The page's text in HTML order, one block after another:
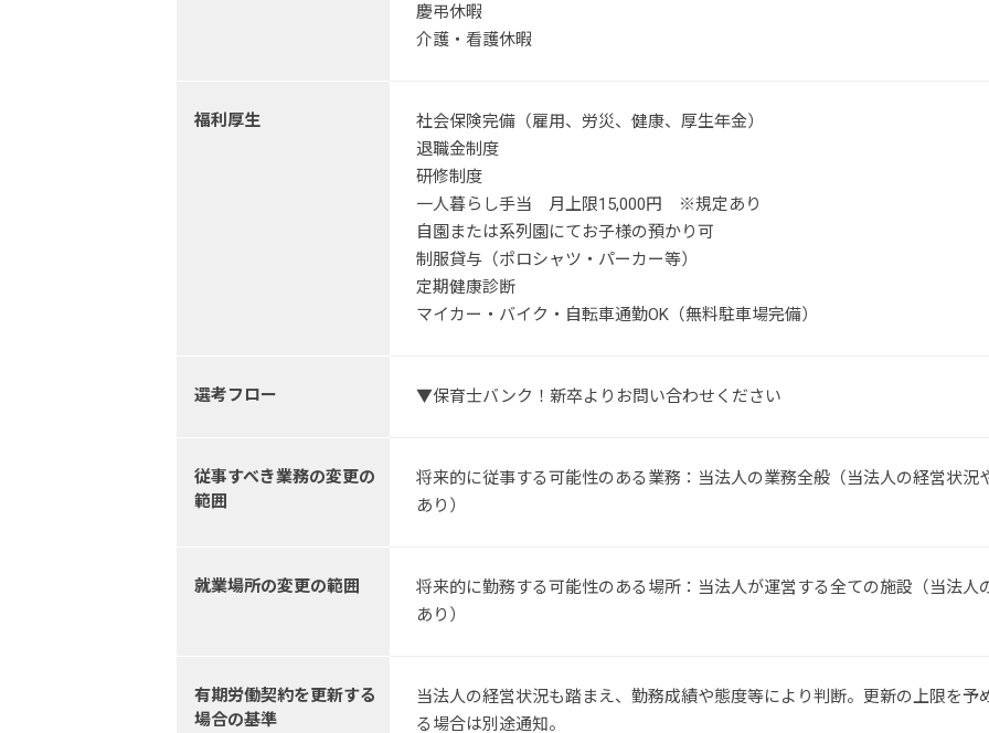
慶弔休暇
介護・看護休暇
福利厚生
社会保険完備（雇用、労災、健康、厚生年金）
退職金制度
研修制度
一人暮らし手当 月上限15,000円 ※規定あり
自園または系列園にてお子様の預かり可
制服貸与（ポロシャツ・パーカー等）
定期健康診断
マイカー・バイク・自転車通勤OK（無料駐車場完備）
選考フロー ▼保育士バンク！新卒よりお問い合わせください
従事すべき業務の変更の
範囲
将来的に従事する可能性のある業務：当法人の業務全般（当法人の経営状
あり）
就業場所の変更の範囲
将来的に勤務する可能性のある場所：当法人が運営する全ての施設（当法
あり）
有期労働契約を更新する
場合の基準
当法人の経営状況も踏まえ、勤務成績や態度等により判断。更新の上限を
る場合は別途通知。